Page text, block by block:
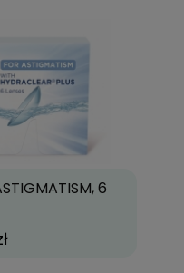
6